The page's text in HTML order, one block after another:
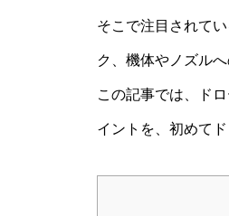
そこで注目されて
ク、機体やノズル
この記事では、ド
イントを、初めて